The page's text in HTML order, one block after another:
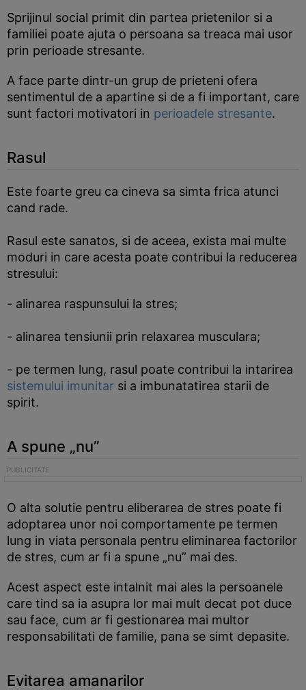
Sprijinul social primit din partea prietenilor si a
familiei poate ajuta o persoana sa treaca mai usor
prin perioade stresante.
A face parte dintr-un grup de prieteni ofera
sentimentul de a apartine si de a fi important, care
sunt factori motivatori in perioadele stresante.
Rasul
Este foarte greu ca cineva sa simta frica atunci
cand rade.
Rasul este sanatos, si de aceea, exista mai multe
moduri in care acesta poate contribui la reducerea
stresului:
- alinarea raspunsului la stres;
- alinarea tensiunii prin relaxarea musculara;
- pe termen lung, rasul poate contribui la intarirea
sistemului imunitar si a imbunatatirea starii de
spirit.
A spune „nu”
O alta solutie pentru eliberarea de stres poate fi
adoptarea unor noi comportamente pe termen
lung in viata personala pentru eliminarea factorilor
de stres, cum ar fi a spune „nu” mai des.
Acest aspect este intalnit mai ales la persoanele
care tind sa ia asupra lor mai mult decat pot duce
sau face, cum ar fi gestionarea mai multor
responsabilitati de familie, pana se simt depasite.
Evitarea amanarilor